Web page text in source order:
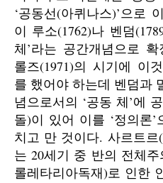
‘공동선(아퀴나스)’으로
이 루소(1762)나 벤덤
체’라는 공간개념으로
롤즈(1971)의 시기에 이
를 했어야 하는데 벤덤과
념으로서의 ‘공동 체’에
돌)이 있어 이를 ‘정의론
치고 만 것이다. 사르트
는 20세기 중 반의 전체
롤레타리아독재)로 인한